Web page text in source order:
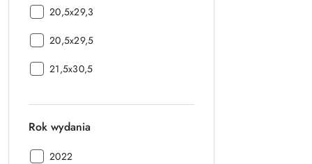
Format:
20,5x29,3
Format:
20,5x29,5
Format:
21,5x30,5
Rok wydania
Rok
2022